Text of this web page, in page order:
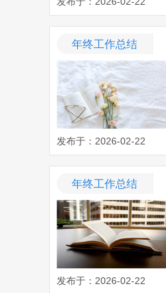
年终工作总结
发布于：2026-02-22
年终工作总结
发布于：2026-02-22